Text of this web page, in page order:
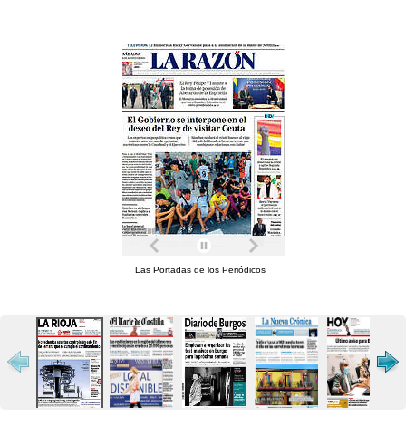
Las Portadas de los Periódicos